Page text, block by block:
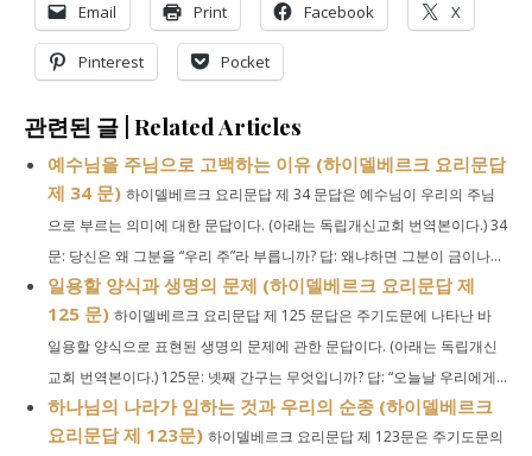
Email Print Facebook X
Pinterest Pocket
관련된 글 | Related Articles
예수님을 주님으로 고백하는 이유 (하이델베르크 요리문답
제 34 문) 하이델베르크 요리문답 제 34 문답은 예수님이 우리의 주님
으로 부르는 의미에 대한 문답이다. (아래는 독립개신교회 번역본이다.) 34
문: 당신은 왜 그분을 “우리 주”라 부릅니까? 답: 왜냐하면 그분이 금이나...
일용할 양식과 생명의 문제 (하이델베르크 요리문답 제
125 문) 하이델베르크 요리문답 제 125 문답은 주기도문에 나타난 바
일용할 양식으로 표현된 생명의 문제에 관한 문답이다. (아래는 독립개신
교회 번역본이다.) 125문: 넷째 간구는 무엇입니까? 답: “오늘날 우리에게...
하나님의 나라가 임하는 것과 우리의 순종 (하이델베르크
요리문답 제 123문) 하이델베르크 요리문답 제 123문은 주기도문의